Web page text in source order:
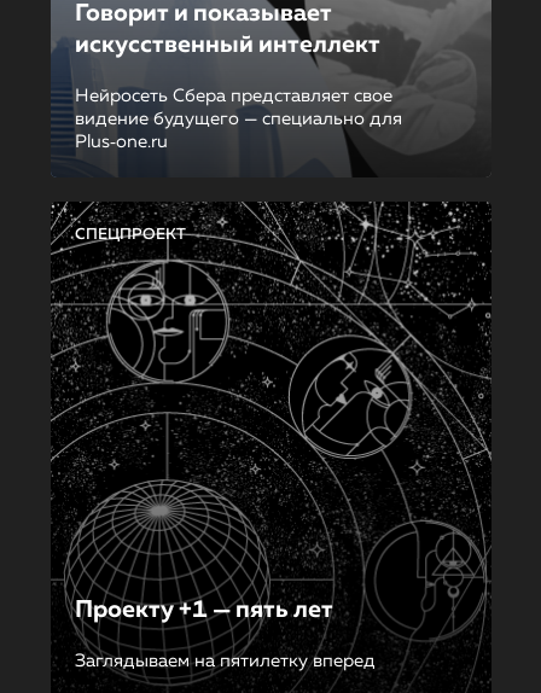
Говорит и показывает
искусственный интеллект
Нейросеть Сбера представляет свое
видение будущего — специально для
Plus‑one.ru
СПЕЦПРОЕКТ
Проекту +1 — пять лет
Заглядываем на пятилетку вперед